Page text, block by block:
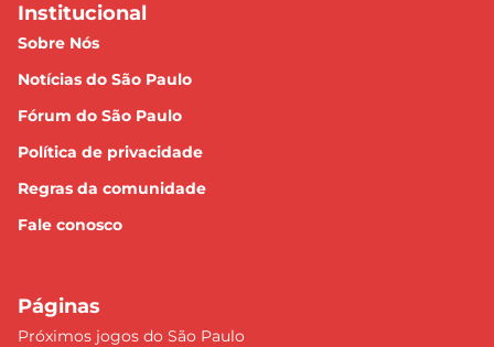
Institucional
Sobre Nós
Notícias do São Paulo
Fórum do São Paulo
Política de privacidade
Regras da comunidade
Fale conosco
Páginas
Próximos jogos do São Paulo